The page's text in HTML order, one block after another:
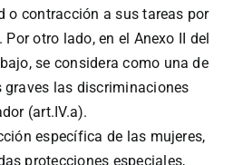
o contracción a sus tareas por
otro lado, en el Anexo II del
se considera como una de
graves las discriminaciones
(art.IV.a).
específica de las mujeres,
protecciones especiales,